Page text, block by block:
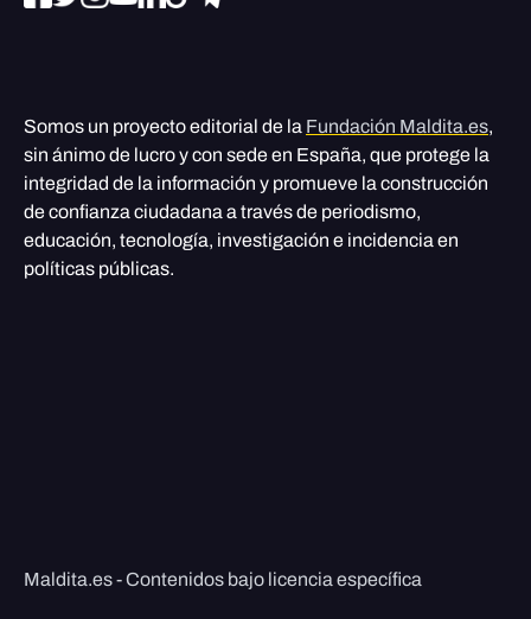
Somos un proyecto editorial de la Fundación Maldita.es,
sin ánimo de lucro y con sede en España, que protege la
integridad de la información y promueve la construcción
de confianza ciudadana a través de periodismo,
educación, tecnología, investigación e incidencia en
políticas públicas.
Maldita.es - Contenidos bajo licencia específica